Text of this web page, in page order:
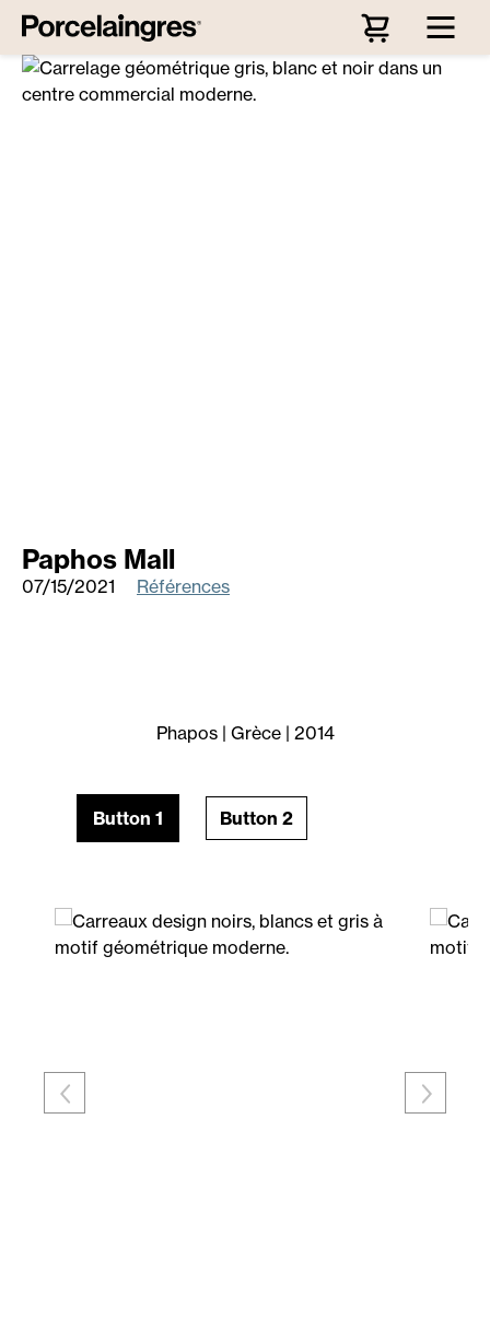
Passer au contenu principal
Paphos Mall
07/15/2021 Références
Phapos | Grèce | 2014
Button 1 Button 2